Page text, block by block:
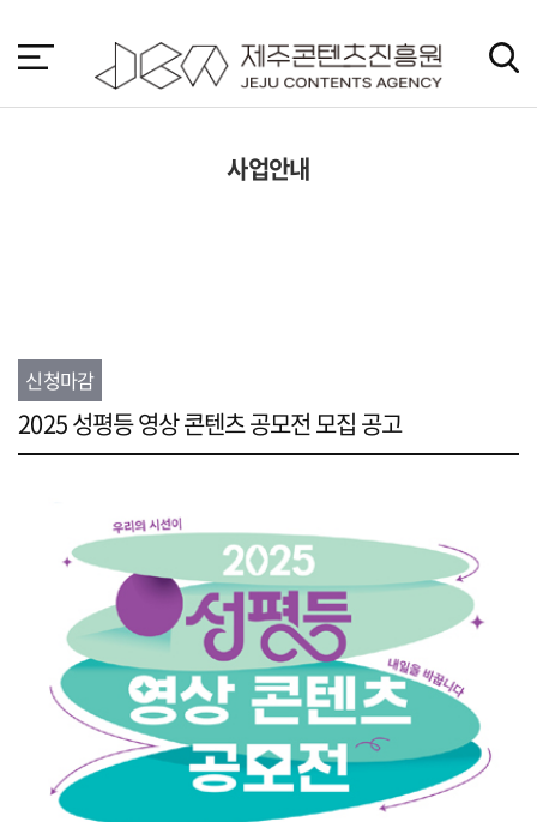
바
가
사업안내
신청마감
2025 성평등 영상 콘텐츠 공모전 모집 공고